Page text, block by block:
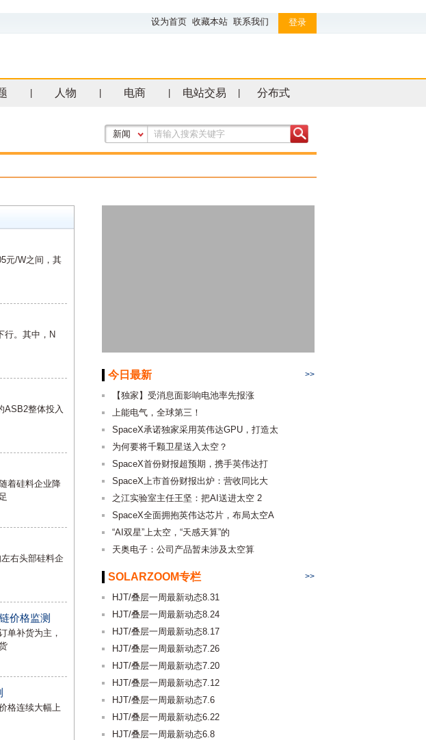
设为首页 收藏本站 联系我们 登录
人物 电商 电站交易 分布式
新闻
元/W之间，其
行。其中，N
ASB2整体投入
着硅料企业降
右头部硅料企
价格监测
单补货为主，
格连续大幅上
今日最新 >>
【独家】受消息面影响电池率先报涨
上能电气，全球第三！
SpaceX承诺独家采用英伟达GPU，打造太
为何要将千颗卫星送入太空？
SpaceX首份财报超预期，携手英伟达打
SpaceX上市首份财报出炉：营收同比大
之江实验室主任王坚：把AI送进太空 2
SpaceX全面拥抱英伟达芯片，布局太空A
“AI双星”上太空，“天感天算”的
天奥电子：公司产品暂未涉及太空算
SOLARZOOM专栏 >>
HJT/叠层一周最新动态8.31
HJT/叠层一周最新动态8.24
HJT/叠层一周最新动态8.17
HJT/叠层一周最新动态7.26
HJT/叠层一周最新动态7.20
HJT/叠层一周最新动态7.12
HJT/叠层一周最新动态7.6
HJT/叠层一周最新动态6.22
HJT/叠层一周最新动态6.8